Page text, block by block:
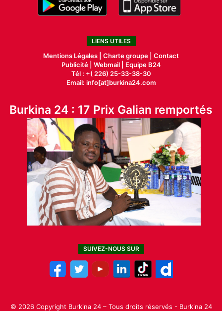
LIENS UTILES
Mentions Légales | Charte groupe | Contact
Publicité| Webmail |
Equipe B24
Tél : +( 226) 25-33-38-30
Email: info[at]burkina24.com
Burkina 24 : 17 Prix Galian remportés
SUIVEZ-NOUS SUR
© 2026 Copyright Burkina 24 – Tous droits réservés - Burkina 24